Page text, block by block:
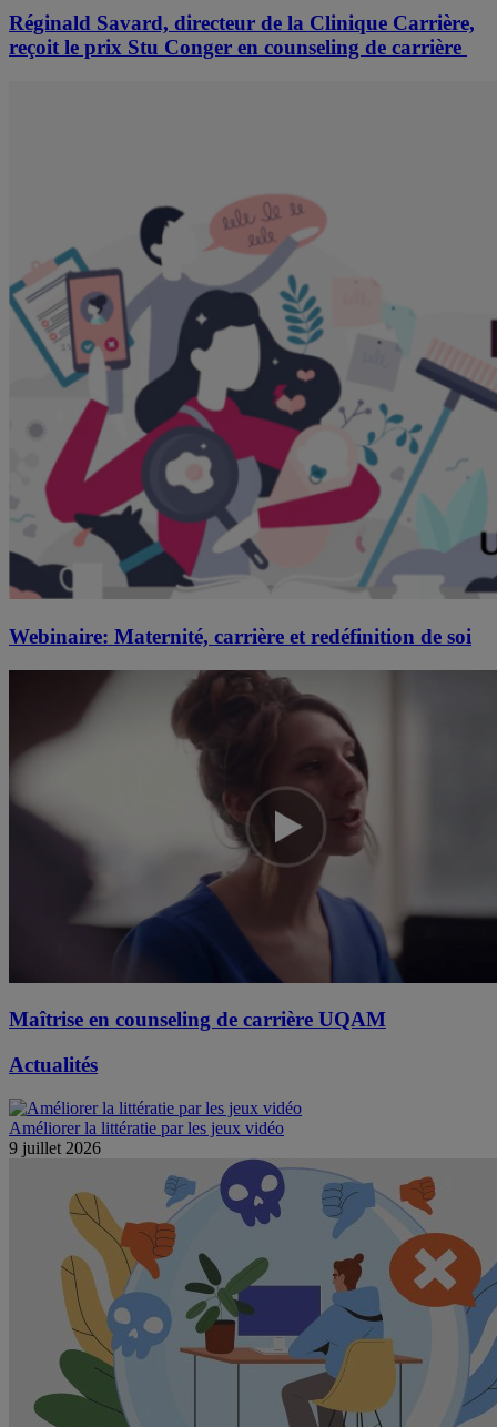
Réginald Savard, directeur de la Clinique Carrière,
reçoit le prix Stu Conger en counseling de carrière
Webinaire: Maternité, carrière et redéfinition de soi
Maîtrise en counseling de carrière UQAM
Actualités
Améliorer la littératie par les jeux vidéo
9 juillet 2026